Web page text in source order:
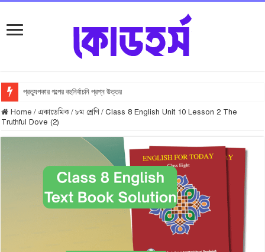
প্রত্যুপকার গল্পের বহুনির্বাচনি প্রশ্ন উত্তর
Home / একাডেমিক/ ৮ম শ্রেণি / Class 8 English Unit 10 Lesson 2 The
Truthful Dove (2)